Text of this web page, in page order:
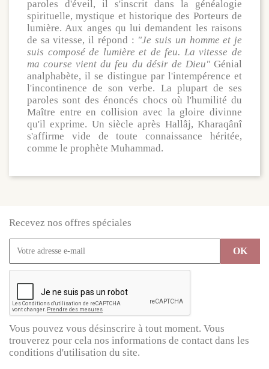
paroles d'éveil, il s'inscrit dans la généalogie
spirituelle, mystique et historique des Porteurs de
lumière. Aux anges qu lui demandent les raisons
de sa vitesse, il répond : "Je suis un homme et je
suis composé de lumière et de feu. La vitesse de
ma course vient du feu du désir de Dieu" Génial
analphabète, il se distingue par l'intempérence et
l'incontinence de son verbe. La plupart de ses
paroles sont des énoncés chocs où l'humilité du
Maître entre en collision avec la gloire divinne
qu'il exprime. Un siècle après Hallâj, Kharaqânî
s'affirme vide de toute connaissance héritée,
comme le prophète Muhammad.
Recevez nos offres spéciales
Vous pouvez vous désinscrire à tout moment. Vous
trouverez pour cela nos informations de contact dans les
conditions d'utilisation du site.